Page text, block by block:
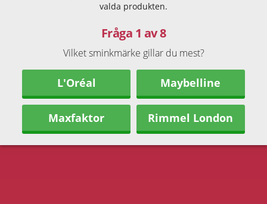
valda produkten.
Fråga 1 av 8
Vilket sminkmärke gillar du mest?
L'Oréal Maybelline
Maxfaktor Rimmel London